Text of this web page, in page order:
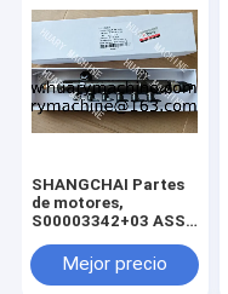
SHANGCHAI Partes
de motores,
S00003342+03 ASSY
ferrocarril para
motores SC7H
Mejor precio